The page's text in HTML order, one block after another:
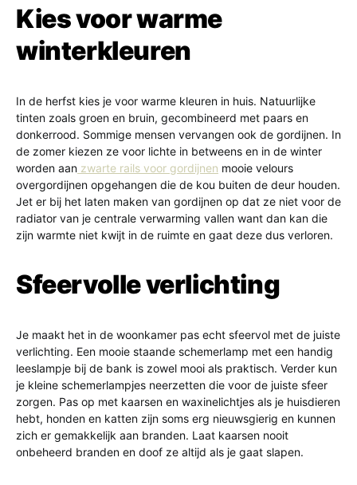
Kies voor warme
winterkleuren
In de herfst kies je voor warme kleuren in huis. Natuurlijke
tinten zoals groen en bruin, gecombineerd met paars en
donkerrood. Sommige mensen vervangen ook de gordijnen. In
de zomer kiezen ze voor lichte in betweens en in de winter
worden aan zwarte rails voor gordijnen mooie velours
overgordijnen opgehangen die de kou buiten de deur houden.
Jet er bij het laten maken van gordijnen op dat ze niet voor de
radiator van je centrale verwarming vallen want dan kan die
zijn warmte niet kwijt in de ruimte en gaat deze dus verloren.
Sfeervolle verlichting
Je maakt het in de woonkamer pas echt sfeervol met de juiste
verlichting. Een mooie staande schemerlamp met een handig
leeslampje bij de bank is zowel mooi als praktisch. Verder kun
je kleine schemerlampjes neerzetten die voor de juiste sfeer
zorgen. Pas op met kaarsen en waxinelichtjes als je huisdieren
hebt, honden en katten zijn soms erg nieuwsgierig en kunnen
zich er gemakkelijk aan branden. Laat kaarsen nooit
onbeheerd branden en doof ze altijd als je gaat slapen.